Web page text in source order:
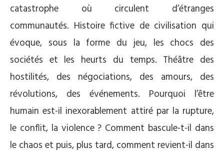
catastrophe où circulent d’étranges
communautés. Histoire fictive de civilisation qui
évoque, sous la forme du jeu, les chocs des
sociétés et les heurts du temps. Théâtre des
hostilités, des négociations, des amours, des
révolutions, des événements. Pourquoi l’être
humain est-il inexorablement attiré par la rupture,
le conflit, la violence ? Comment bascule-t-il dans
le chaos et puis, plus tard, comment revient-il dans